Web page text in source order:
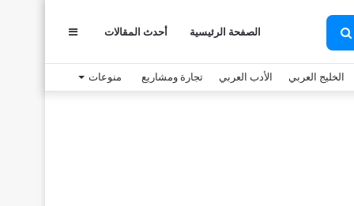
بحث
عن
الصفحة الرئيسية أحدث المقالات عمود
جانبي
الخليج العربي الأدب العربي تجارة ومشاريع منوعات